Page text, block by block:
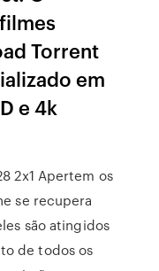
Torrent
em
e 4k
2x1 Apertem os
se recupera
são atingidos
de todos os